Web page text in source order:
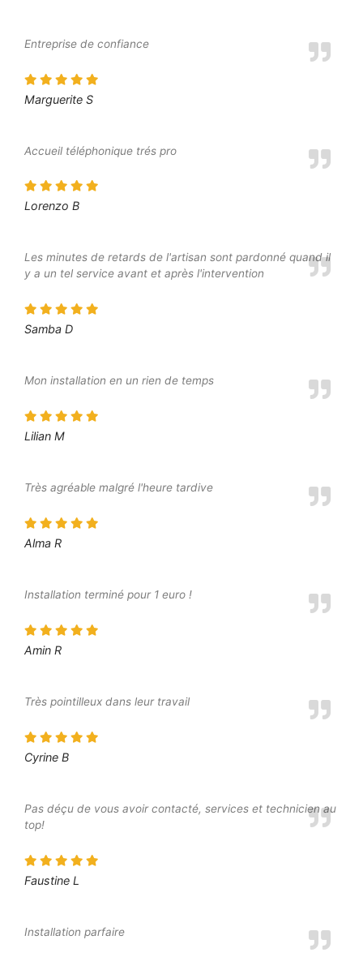
Entreprise de confiance
Marguerite S
Accueil téléphonique trés pro
Lorenzo B
Les minutes de retards de l'artisan sont pardonné quand il
y a un tel service avant et après l'intervention
Samba D
Mon installation en un rien de temps
Lilian M
Très agréable malgré l'heure tardive
Alma R
Installation terminé pour 1 euro !
Amin R
Très pointilleux dans leur travail
Cyrine B
Pas déçu de vous avoir contacté, services et technicien au
top!
Faustine L
Installation parfaire